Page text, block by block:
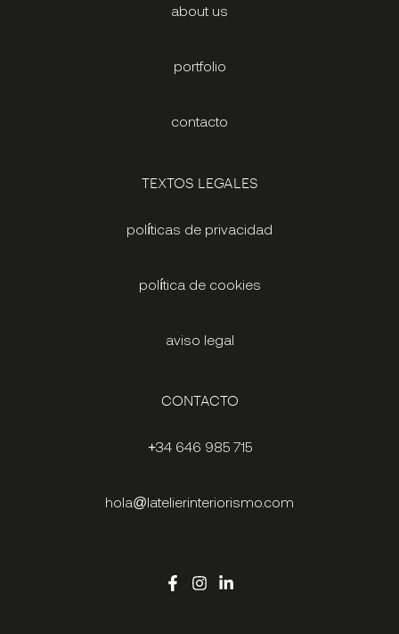
about us
portfolio
contacto
TEXTOS LEGALES
políticas de privacidad
política de cookies
aviso legal
CONTACTO
+34 646 985 715
hola@latelierinteriorismo.com